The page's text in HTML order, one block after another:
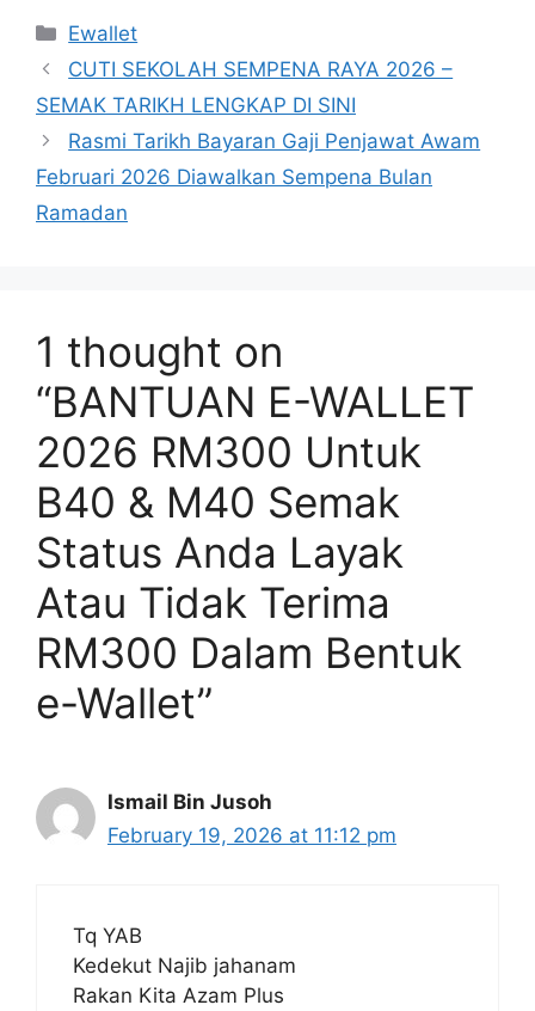
Categories
Ewallet
CUTI SEKOLAH SEMPENA RAYA 2026 –
SEMAK TARIKH LENGKAP DI SINI
Rasmi Tarikh Bayaran Gaji Penjawat Awam
Februari 2026 Diawalkan Sempena Bulan
Ramadan
1 thought on
“BANTUAN E-WALLET
2026 RM300 Untuk
B40 & M40 Semak
Status Anda Layak
Atau Tidak Terima
RM300 Dalam Bentuk
e-Wallet”
Ismail Bin Jusoh
February 19, 2026 at 11:12 pm
Tq YAB
Kedekut Najib jahanam
Rakan Kita Azam Plus